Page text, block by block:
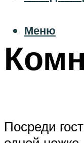
Меню
Посреди